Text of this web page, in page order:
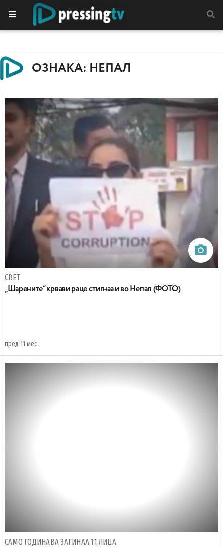
ОЗНАКА: НЕПАЛ
СВЕТ
„Шарените“ крвави раце стигнаа и во Непал (ФОТО)
пред 11 мес.
САМО ГОДИНАВА ЗАГИНАА 11 ЛИЦА